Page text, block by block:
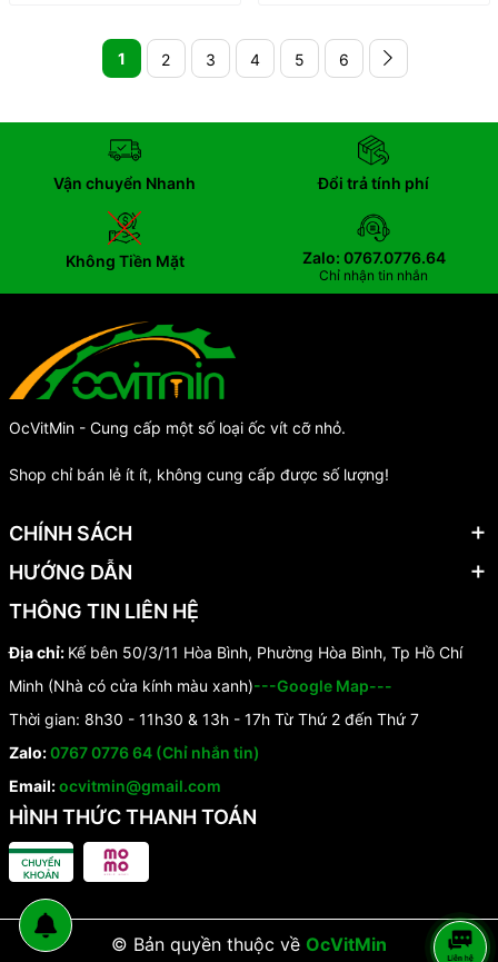
1 2 3 4 5 6
Vận chuyển Nhanh Đổi trả tính phí
Không Tiền Mặt Zalo: 0767.0776.64
Chỉ nhận tin nhắn
OcVitMin - Cung cấp một số loại ốc vít cỡ nhỏ.
Shop chỉ bán lẻ ít ít, không cung cấp được số lượng!
CHÍNH SÁCH
HƯỚNG DẪN
THÔNG TIN LIÊN HỆ
Địa chỉ: Kế bên 50/3/11 Hòa Bình, Phường Hòa Bình, Tp Hồ Chí
Minh (Nhà có cửa kính màu xanh)---Google Map---
Thời gian: 8h30 - 11h30 & 13h - 17h Từ Thứ 2 đến Thứ 7
Zalo:0767 0776 64 (Chỉ nhắn tin)
Email:ocvitmin@gmail.com
HÌNH THỨC THANH TOÁN
© Bản quyền thuộc về OcVitMin